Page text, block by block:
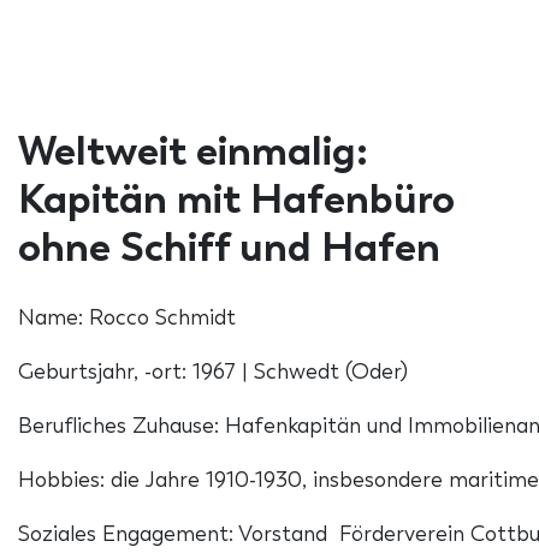
Weltweit einmalig:
Kapitän mit Hafenbüro
ohne Schiff und Hafen
Name: Rocco Schmidt
Geburtsjahr, -ort: 1967 | Schwedt (Oder)
Berufliches Zuhause: Hafenkapitän und
Hobbies: die Jahre 1910-1930, insbesondere
Soziales Engagement: Vorstand Förderverein